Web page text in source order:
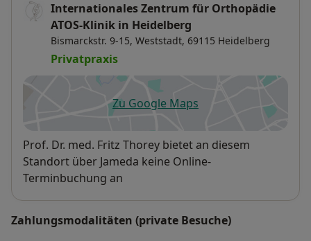
Internationales Zentrum für Orthopädie
ATOS-Klinik in Heidelberg
Bismarckstr. 9-15, Weststadt, 69115 Heidelberg
Privatpraxis
Zu Google Mapsöffnet in einer neuen
Verfügbarkeit
Prof. Dr. med. Fritz Thorey bietet an diesem
Standort über Jameda keine Online-
Terminbuchung an
Zahlungsmodalitäten (private Besuche)